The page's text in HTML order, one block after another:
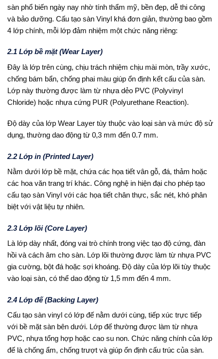
sàn phổ biến ngày nay nhờ tính thẩm mỹ, bền đẹp, dễ thi công
và bảo dưỡng. Cấu tạo sàn Vinyl khá đơn giản, thường bao gồm
4 lớp chính, mỗi lớp đảm nhiệm một chức năng riêng:
2.1 Lớp bề mặt (Wear Layer)
Đây là lớp trên cùng, chịu trách nhiệm chịu mài mòn, trầy xước,
chống bám bẩn, chống phai màu giúp ổn định kết cấu của sàn.
Lớp này thường được làm từ nhựa dẻo PVC (Polyvinyl
Chloride) hoặc nhựa cứng PUR (Polyurethane Reaction).
Độ dày của lớp Wear Layer tùy thuộc vào loại sàn và mức độ sử
dụng, thường dao động từ 0,3 mm đến 0.7 mm.
2.2 Lớp in (Printed Layer)
Nằm dưới lớp bề mặt, chứa các họa tiết vân gỗ, đá, thảm hoặc
các hoa văn trang trí khác. Công nghệ in hiện đại cho phép tạo
cấu tạo sàn Vinyl với các họa tiết chân thực, sắc nét, khó phân
biệt với vật liệu tự nhiên.
2.3 Lớp lõi (Core Layer)
Là lớp dày nhất, đóng vai trò chính trong việc tạo độ cứng, đàn
hồi và cách âm cho sàn. Lớp lõi thường được làm từ nhựa PVC
gia cường, bột đá hoặc sợi khoáng. Độ dày của lớp lõi tùy thuộc
vào loại sàn, có thể dao động từ 1,5 mm đến 4 mm.
2.4 Lớp đế (Backing Layer)
Cấu tạo sàn vinyl có lớp đế nằm dưới cùng, tiếp xúc trực tiếp
với bề mặt sàn bên dưới. Lớp đế thường được làm từ nhựa
PVC, nhựa tổng hợp hoặc cao su non. Chức năng chính của lớp
đế là chống ẩm, chống trượt và giúp ổn định cấu trúc của sàn.